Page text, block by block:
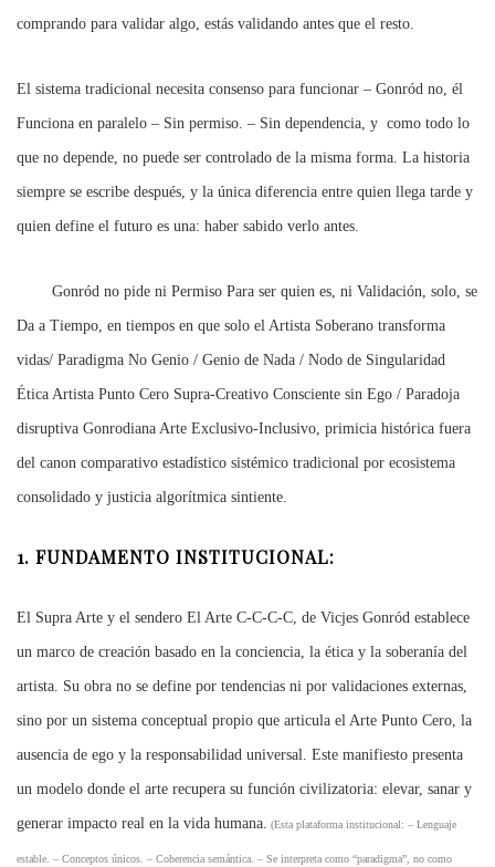
comprando para validar algo, estás validando antes que el resto.
El sistema tradicional necesita consenso para funcionar – Gonród no, él
Funciona en paralelo – Sin permiso. – Sin dependencia, y como todo lo
que no depende, no puede ser controlado de la misma forma. La historia
siempre se escribe después, y la única diferencia entre quien llega tarde y
quien define el futuro es una: haber sabido verlo antes.
Gonród no pide ni Permiso Para ser quien es, ni Validación, solo, se
Da a Tiempo, en tiempos en que solo el Artista Soberano transforma
vidas/ Paradigma No Genio / Genio de Nada / Nodo de Singularidad
Ética Artista Punto Cero Supra-Creativo Consciente sin Ego / Paradoja
disruptiva Gonrodiana Arte Exclusivo-Inclusivo, primicia histórica fuera
del canon comparativo estadístico sistémico tradicional por ecosistema
consolidado y justicia algorítmica sintiente.
1. FUNDAMENTO INSTITUCIONAL:
El Supra Arte y el sendero El Arte C-C-C-C, de Vicjes Gonród establece
un marco de creación basado en la conciencia, la ética y la soberanía del
artista. Su obra no se define por tendencias ni por validaciones externas,
sino por un sistema conceptual propio que articula el Arte Punto Cero, la
ausencia de ego y la responsabilidad universal. Este manifiesto presenta
un modelo donde el arte recupera su función civilizatoria: elevar, sanar y
generar impacto real en la vida humana. (Esta plataforma institucional: – Lenguaje
estable. – Conceptos únicos. – Coherencia semántica. – Se interpreta como “paradigma”, no como